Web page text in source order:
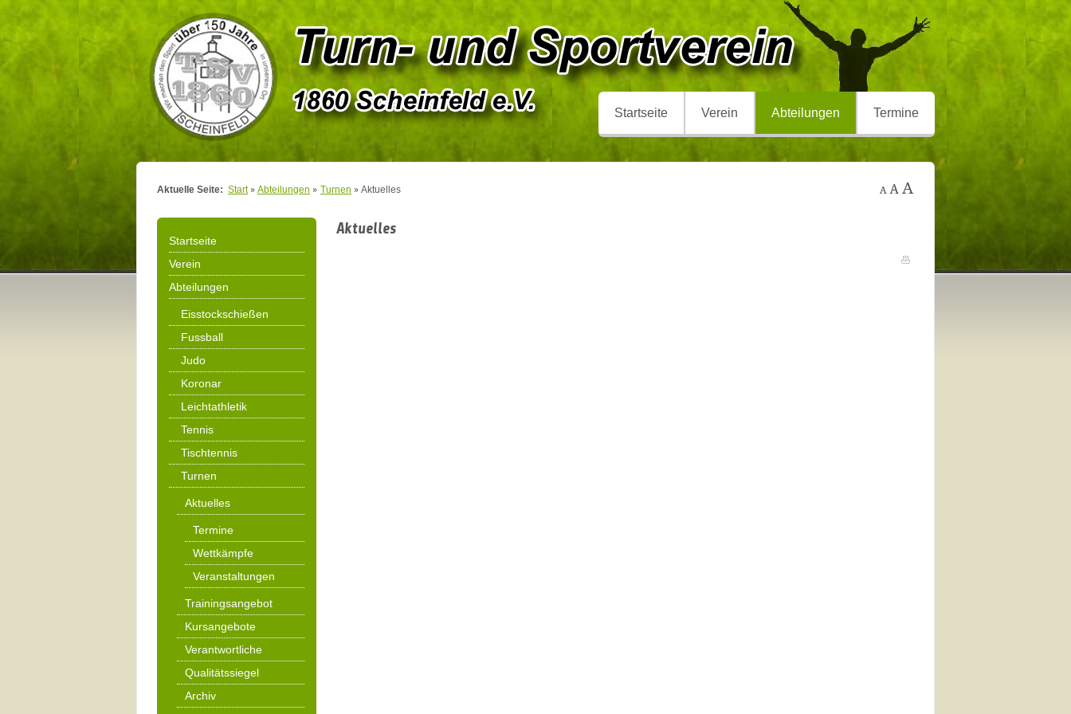
Startseite Verein Abteilungen Termine
Aktuelle Seite: Start Abteilungen Turnen Aktuelles
Startseite
Verein
Abteilungen
Eisstockschießen
Fussball
Judo
Koronar
Leichtathletik
Tennis
Tischtennis
Turnen
Aktuelles
Termine
Wettkämpfe
Veranstaltungen
Trainingsangebot
Kursangebote
Verantwortliche
Qualitätssiegel
Archiv
Aktuelles